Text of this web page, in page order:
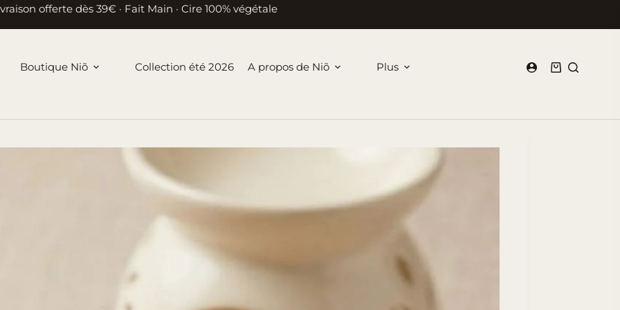
offerte dès 39€ · Fait Main · Cire 100% végétale
Boutique Niõ Collection été 2026 A propos de Niõ Plus
Panier